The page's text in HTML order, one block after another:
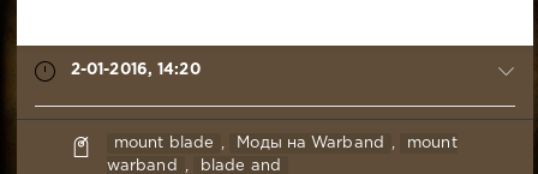
2-01-2016, 14:20
syabrmount blade Моды на Warband
mount
warband
blade and